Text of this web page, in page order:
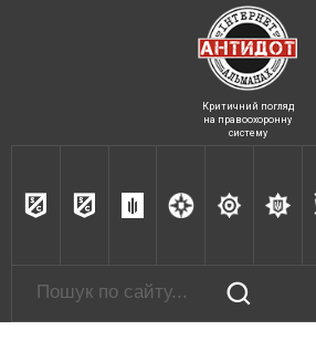
Критичний погляд
на правоохоронну
систему